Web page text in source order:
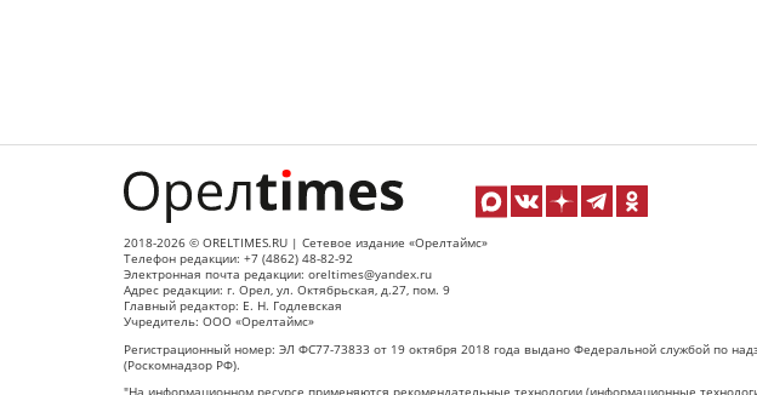
2018-2026 © ORELTIMES.RU | Сетевое издание «Орелтаймс»
Телефон редакции: +7 (4862) 48-82-92
Электронная почта редакции: oreltimes@yandex.ru
Адрес редакции: г. Орел, ул. Октябрьская, д.27, пом. 9
Главный редактор: Е. Н. Годлевская
Учредитель: ООО «Орелтаймс»
Регистрационный номер: ЭЛ ФС77-73833 от 19 октября 2018 года выдано Федеральной службой по
(Роскомнадзор РФ).